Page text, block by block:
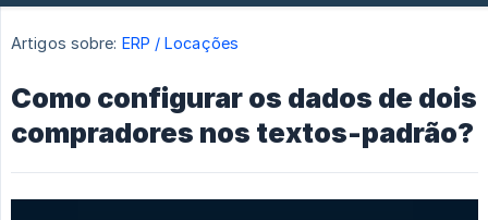
Artigos sobre: ERP / Locações
Como configurar os dados de dois
compradores nos textos-padrão?